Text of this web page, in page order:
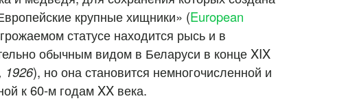
крупные хищники» (European
статусе находится рысь и в
обычным видом в Беларуси в конце XIX
), но она становится немногочисленной и
к 60-м годам XX века.